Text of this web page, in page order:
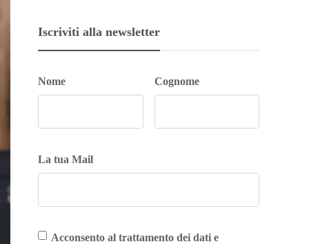
Iscriviti alla newsletter
Nome Cognome
La tua Mail
Acconsento al trattamento dei dati e